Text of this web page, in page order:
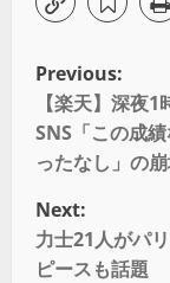
Previous:
【楽天】深夜
SNS「この成
ったなし」の
Next:
力士21人がパ
ピースも話題